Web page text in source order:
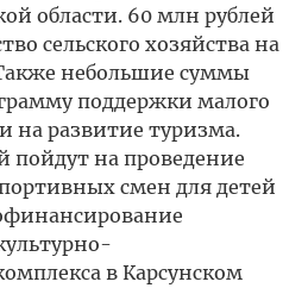
области. 60 млн рублей
сельского хозяйства на
небольшие суммы
поддержки малого
на развитие туризма.
пойдут на проведение
смен для детей
в Карсунском